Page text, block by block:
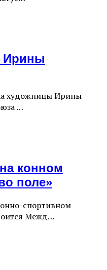
Ирины
художницы Ирины
…
конном
поле»
спортивном
Межд…